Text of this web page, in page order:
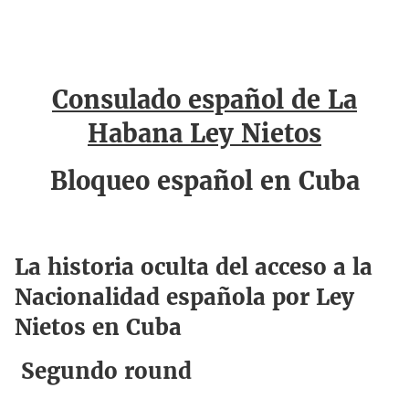
Consulado español de La
Habana Ley Nietos
Bloqueo español en Cuba
La historia oculta del acceso a la
Nacionalidad española por Ley
Nietos en Cuba
Segundo round